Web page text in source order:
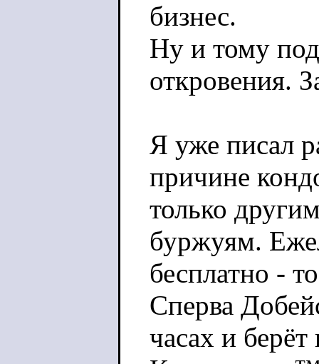
бизнес.
Ну и тому
откровения.
Я уже писал
причине
только
буржуям.
бесплатно -
Сперва
часах и